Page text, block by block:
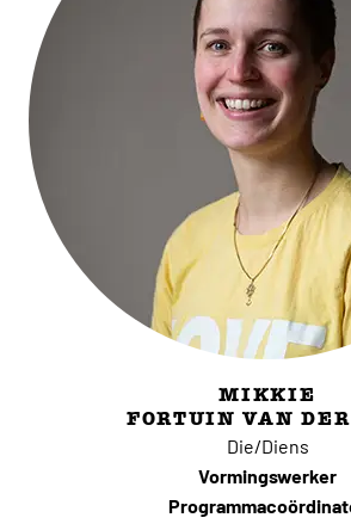
MIKKIE
FORTUIN VAN
Die/Diens
Vormingswerker